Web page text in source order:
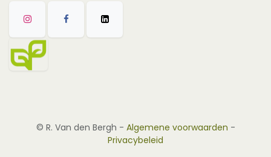
© R. Van den Bergh - Algemene voorwaarden -
Privacybeleid